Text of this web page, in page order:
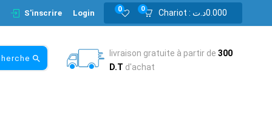
Chariot : 0.000د.ت 0
0
S'inscrire Login
livraison gratuite à partir de 300
D.T d'achat